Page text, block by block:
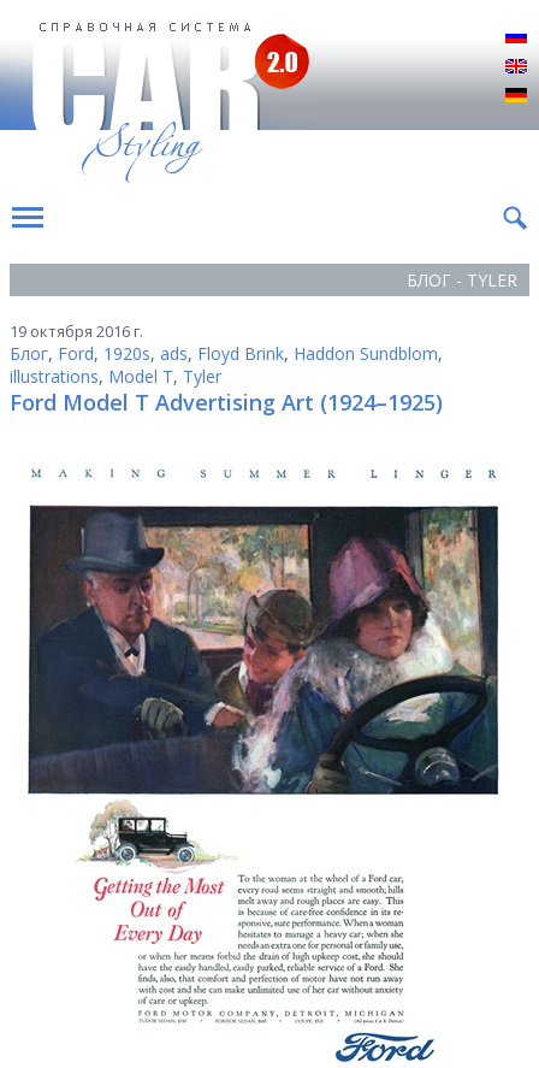
БЛОГ - TYLER
19 октября 2016 г.
Блог, Ford, 1920s, ads, Floyd Brink, Haddon Sundblom,
illustrations, Model T, Tyler
Ford Model T Advertising Art (1924–1925)